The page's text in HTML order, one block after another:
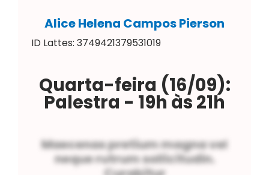
Alice Helena Campos Pierson
ID Lattes: 3749421379531019
Quarta-feira (16/09):
Palestra - 19h às 21h
Maecenas pretium magna vel
neque rutrum sollicitudin.